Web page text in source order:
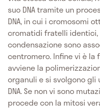
suo DNA tramite un
DNA, in cui i cromosomi
cromatidi fratelli identici,
condensazione sono
centromero. Infine vi è la
avviene la
organuli e si svolgono
DNA. Se non vi sono
procede con la mitosi